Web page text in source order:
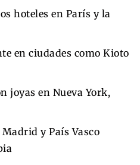
hoteles en París y la
en ciudades como Kioto
joyas en Nueva York,
y País Vasco